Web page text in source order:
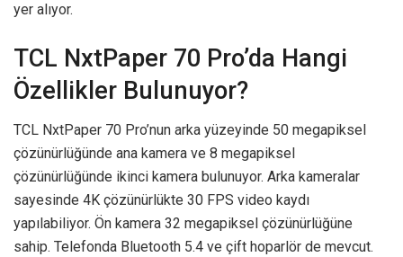
yer alıyor.
TCL NxtPaper 70 Pro’da Hangi
Özellikler Bulunuyor?
TCL NxtPaper 70 Pro’nun arka yüzeyinde 50 megapiksel
çözünürlüğünde ana kamera ve 8 megapiksel
çözünürlüğünde ikinci kamera bulunuyor. Arka kameralar
sayesinde 4K çözünürlükte 30 FPS video kaydı
yapılabiliyor. Ön kamera 32 megapiksel çözünürlüğüne
sahip. Telefonda Bluetooth 5.4 ve çift hoparlör de mevcut.